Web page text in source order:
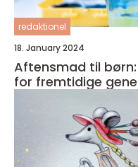
redaktionel
18. January 2024
Aftensmad til
for fremtidige